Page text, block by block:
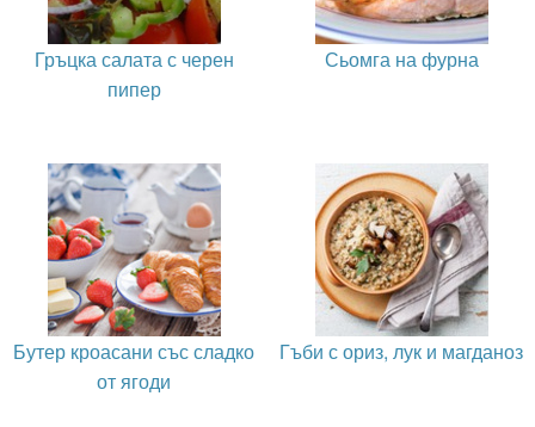
Гръцка салата с черен
пипер
Сьомга на фурна
Бутер кроасани със сладко
от ягоди
Гъби с ориз, лук и магданоз